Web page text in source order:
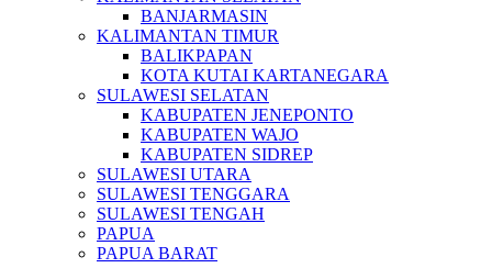
BANJARMASIN
KALIMANTAN TIMUR
BALIKPAPAN
KOTA KUTAI KARTANEGARA
SULAWESI SELATAN
KABUPATEN JENEPONTO
KABUPATEN WAJO
KABUPATEN SIDREP
SULAWESI UTARA
SULAWESI TENGGARA
SULAWESI TENGAH
PAPUA
PAPUA BARAT